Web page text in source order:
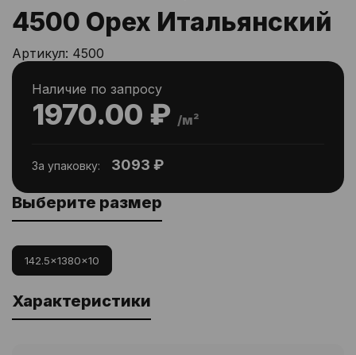
4500 Орех Итальянский
Артикул: 4500
1970.00 ₽ /м²
Наличие по запросу
За упаковку: 3093 ₽
Выберите размер
142.5x1380x10
Характеристики